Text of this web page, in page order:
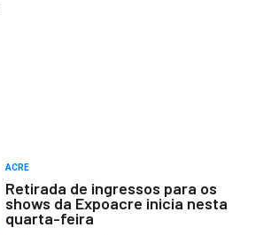
ACRE
Retirada de ingressos para os
shows da Expoacre inicia nesta
quarta-feira